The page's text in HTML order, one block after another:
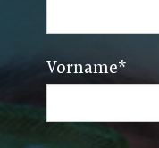
Vorname*